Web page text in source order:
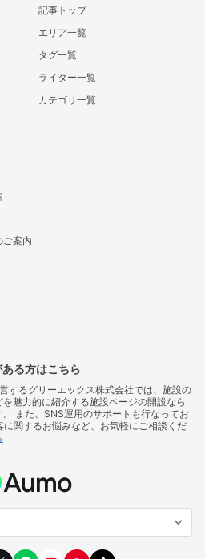
記事トップ
エリア一覧
タグ一覧
ライター一覧
カテゴリ一覧
ご案内
る方はこちら
するグリーエックス株式会社では、施設の
魅力的に紹介する施設ページの開設なら
また、SNS運用のサポートも行なってお
関するお悩みなど、お気軽にご相談くだ